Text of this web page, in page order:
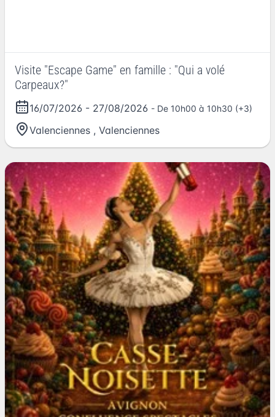
Visite "Escape Game" en famille : "Qui a volé
Carpeaux?"
16/07/2026 - 27/08/2026 - De 10h00 à 10h30 (+3)
Valenciennes , Valenciennes